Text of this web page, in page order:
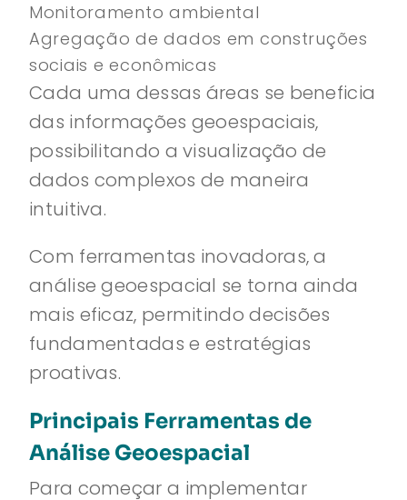
Monitoramento ambiental
Agregação de dados em construções
sociais e econômicas
Cada uma dessas áreas se beneficia
das informações geoespaciais,
possibilitando a visualização de
dados complexos de maneira
intuitiva.
Com ferramentas inovadoras, a
análise geoespacial se torna ainda
mais eficaz, permitindo decisões
fundamentadas e estratégias
proativas.
Principais Ferramentas de
Análise Geoespacial
Para começar a implementar